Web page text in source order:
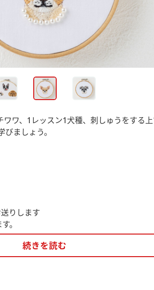
ワ、1レッスン1犬種、刺しゅうをする
ましょう。
りします
。
続きを読む